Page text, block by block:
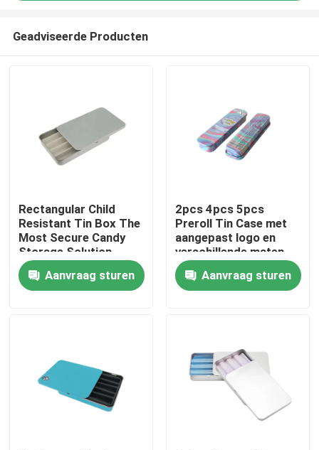
Geadviseerde Producten
Rectangular Child
Resistant Tin Box The
Most Secure Candy
Storage Solution
Aanvraag sturen
2pcs 4pcs 5pcs
Preroll Tin Case met
aangepast logo en
verschillende maten
Aanvraag sturen